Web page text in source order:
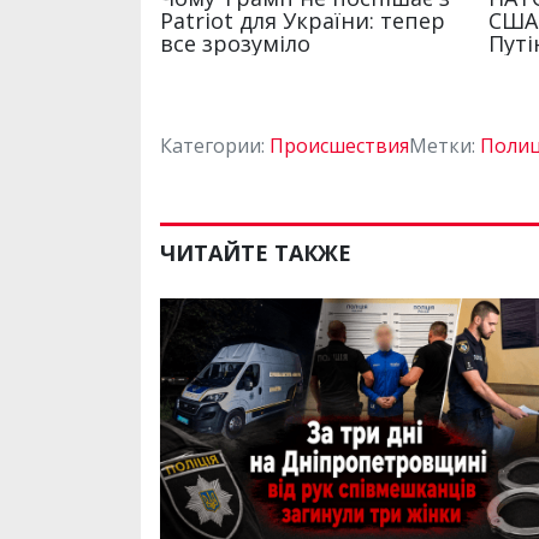
Категории: ПроисшествияМетки:
ЧИТАЙТЕ ТАКЖЕ